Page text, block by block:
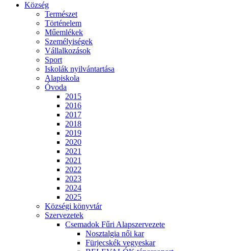
Község
Természet
Történelem
Műemlékek
Személyiségek
Vállalkozások
Sport
Iskolák nyilvántartása
Alapiskola
Óvoda
2015
2016
2017
2018
2019
2020
2021
2021
2022
2023
2024
2025
Községi könyvtár
Szervezetek
Csemadok Fűri Alapszervezete
Nosztalgia női kar
Fürjecskék vegyeskar